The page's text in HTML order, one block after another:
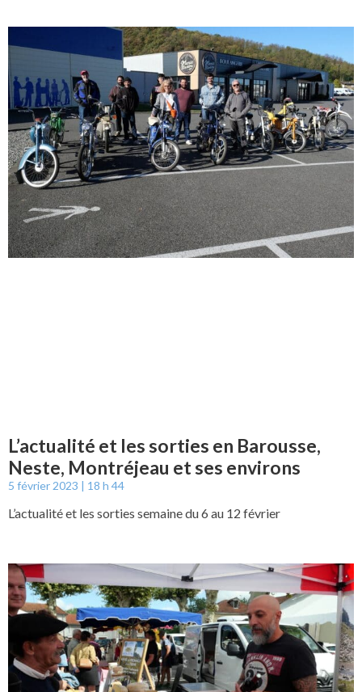
L’actualité et les sorties en Barousse,
Neste, Montréjeau et ses environs
5 février 2023 18 h 44
L’actualité et les sorties semaine du 6 au 12 février